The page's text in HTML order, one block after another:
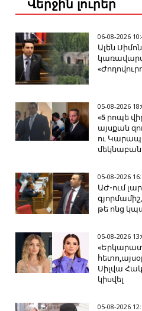
Վերջին լուրեր
06-08-2026
Ալեն
05-08-2026
«5 րոպե
այսքան
ու
05-08-2026
ԱԺ-ում
թե ոնց
05-08-2026
Սիլվա
կիսվել
05-08-2026